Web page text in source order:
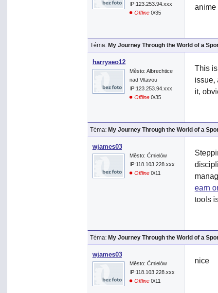
IP:123.253.94.xxx
Offline 0/35
anime
Téma: My Journey Through the World of a
harryseo12
Město: Albrechtice
nad Vltavou
IP:123.253.94.xxx
Offline 0/35
This
issue,
it,
Téma: My Journey Through the World of a
wjames03
Město: Ćmielów
IP:118.103.228.xxx
Offline 0/11
earn
tools
Téma: My Journey Through the World of a
wjames03
Město: Ćmielów
IP:118.103.228.xxx
Offline 0/11
nice